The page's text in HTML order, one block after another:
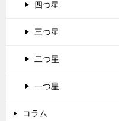
四つ星
三つ星
二つ星
一つ星
コラム